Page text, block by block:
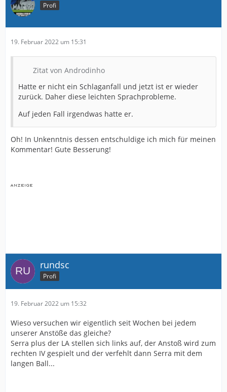
Profi
19. Februar 2022 um 15:31
Zitat von Androdinho
Hatte er nicht ein Schlaganfall und jetzt ist er wieder
zurück. Daher diese leichten Sprachprobleme.
Auf jeden Fall irgendwas hatte er.
Oh! In Unkenntnis dessen entschuldige ich mich für meinen
Kommentar! Gute Besserung!
rundsc
Profi
19. Februar 2022 um 15:32
Wieso versuchen wir eigentlich seit Wochen bei jedem
unserer Anstöße das gleiche?
Serra plus der LA stellen sich links auf, der Anstoß wird zum
rechten IV gespielt und der verfehlt dann Serra mit dem
langen Ball...